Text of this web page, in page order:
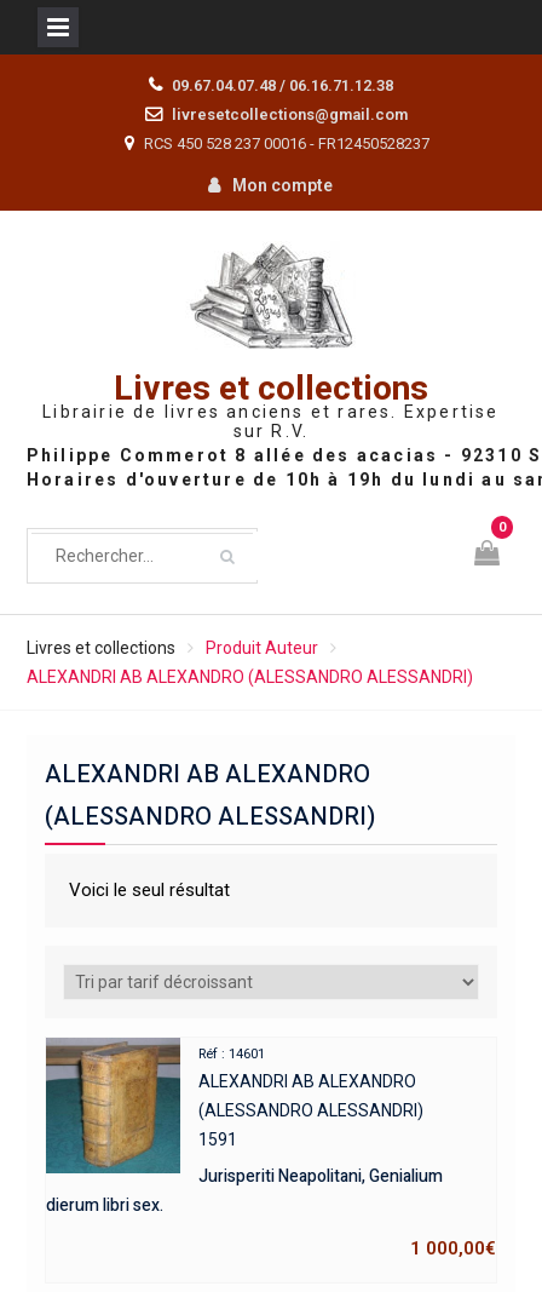
09.67.04.07.48 / 06.16.71.12.38
livresetcollections@gmail.com
RCS 450 528 237 00016 - FR12450528237
Mon compte
Livres et collections
Librairie de livres anciens et rares. Expertise
sur R.V.
0
Livres et collections
Produit Auteur
ALEXANDRI AB ALEXANDRO (ALESSANDRO ALESSANDRI)
ALEXANDRI AB ALEXANDRO
(ALESSANDRO ALESSANDRI)
Voici le seul résultat
Réf : 14601
ALEXANDRI AB ALEXANDRO
(ALESSANDRO ALESSANDRI)
1591
Jurisperiti Neapolitani, Genialium
dierum libri sex.
1 000,00€